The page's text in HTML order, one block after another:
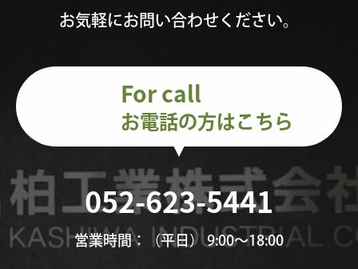
お気軽にお問い合わせください。
For call
お電話の方はこちら
052-623-5441
営業時間：（平日） 9:00〜18:00